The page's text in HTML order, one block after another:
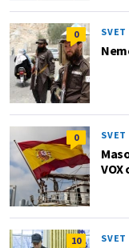
0 SVET
0 SVET
10 SVET